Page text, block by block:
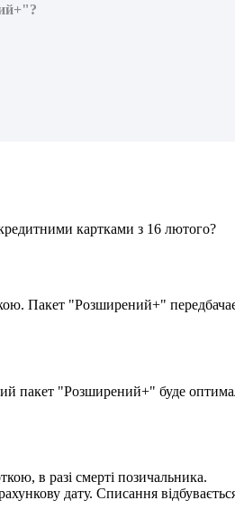
редитними картками з 16 лютого?
ою. Пакет "Розширений+" передбача
ий пакет "Розширений+" буде оптима
ткою, в разі смерті позичальника.
ахункову дату. Списання відбуваєтьс